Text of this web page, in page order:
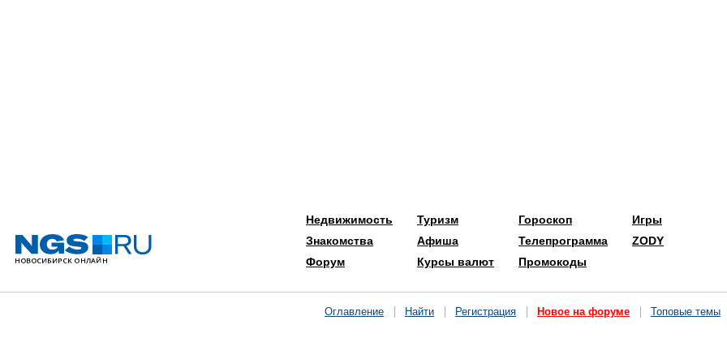
Недвижимость
Знакомства
Форум
Туризм
Афиша
Курсы валют
Гороскоп
Телепрограмма
Промокоды
Игры
ZODY
Оглавление Найти Регистрация Новое на форуме Топовые темы